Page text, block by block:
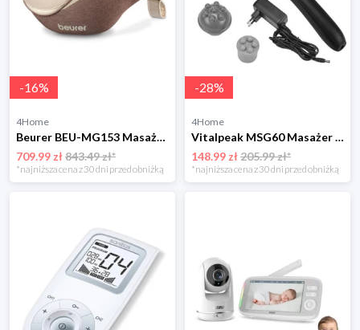
-16%
4Home
Beurer BEU-MG153 Masażer pleców i karku
709.99 zł843.49 zł*
*najniższa cena z 30 dni przed obniżką
-28%
4Home
Vitalpeak MSG60 Masażer ręczny z wymiennymi nasadkami
148.99 zł205.99 zł*
*najniższa cena z 30 dni przed obniżką